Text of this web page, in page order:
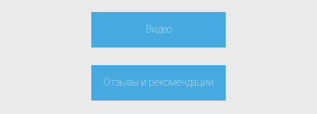
Видео
Отзывы и рекомендации